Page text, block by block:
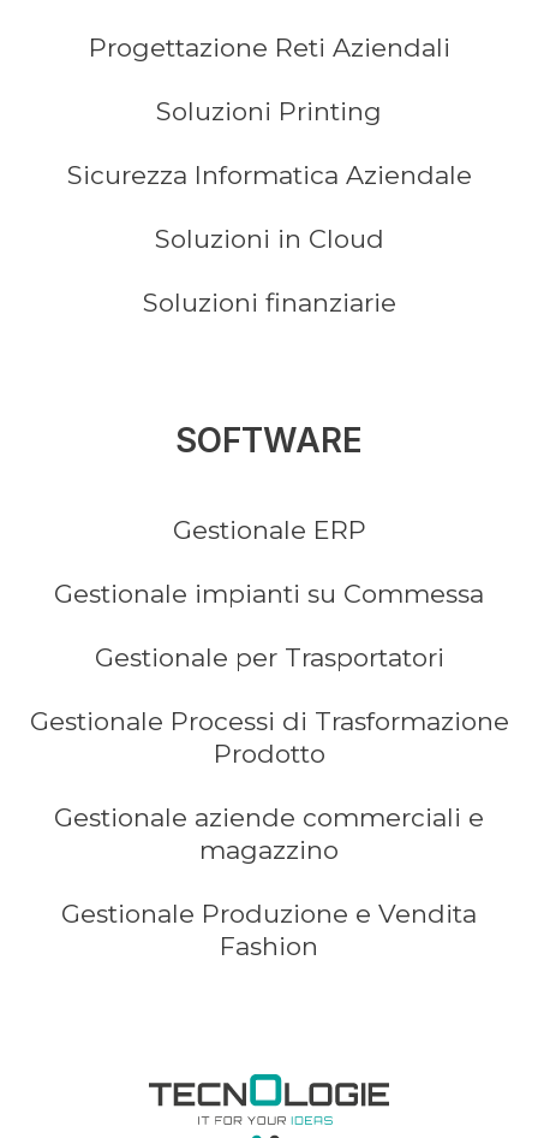
Progettazione Reti Aziendali
Soluzioni Printing
Sicurezza Informatica Aziendale
Soluzioni in Cloud
Soluzioni finanziarie
SOFTWARE
Gestionale ERP
Gestionale impianti su Commessa
Gestionale per Trasportatori
Gestionale Processi di Trasformazione
Prodotto
Gestionale aziende commerciali e
magazzino
Gestionale Produzione e Vendita
Fashion